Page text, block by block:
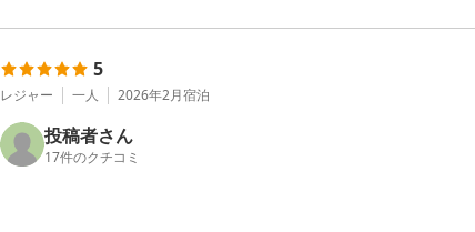
5
レジャー 一人 2026年2月宿泊
投稿者さん
17件のクチコミ